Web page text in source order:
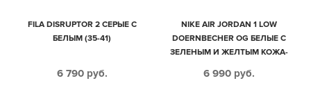
FILA DISRUPTOR 2 СЕРЫЕ С
БЕЛЫМ (35-41)
6 790 руб.
NIKE AIR JORDAN 1 LOW
DOERNBECHER OG БЕЛЫЕ С
ЗЕЛЕНЫМ И ЖЕЛТЫМ КОЖА-
ЖЕНСКИЕ (36-44)
6 990 руб.